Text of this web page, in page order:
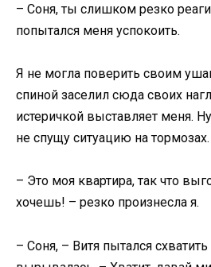
– Соня, ты слишком резко
попытался меня успокоить.
Я не могла поверить своим
спиной заселил сюда своих
истеричкой выставляет меня.
не спущу ситуацию на тормозах.
– Это моя квартира, так что
хочешь! – резко произнесла я.
– Соня, – Витя пытался